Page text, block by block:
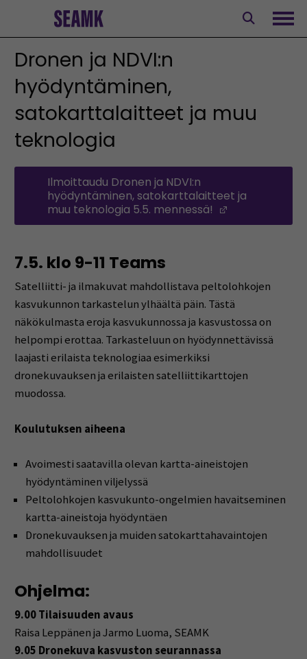
Dronen ja NDVI:n
hyödyntäminen,
satokarttalaitteet ja muu
teknologia
Ilmoittaudu Dronen ja NDVI:n
hyödyntäminen, satokarttalaitteet ja
muu teknologia 5.5. mennessä!
7.5. klo 9-11 Teams
Satelliitti- ja ilmakuvat mahdollistava peltolohkojen
kasvukunnon tarkastelun ylhäältä päin. Tästä
näkökulmasta eroja kasvukunnossa ja kasvustossa on
helpompi erottaa. Tarkasteluun on hyödynnettävissä
laajasti erilaista teknologiaa esimerkiksi
dronekuvauksen ja erilaisten satelliittikarttojen
muodossa.
Koulutuksen aiheena
Avoimesti saatavilla olevan kartta-aineistojen
hyödyntäminen viljelyssä
Peltolohkojen kasvukunto-ongelmien havaitseminen
kartta-aineistoja hyödyntäen
Dronekuvauksen ja muiden satokarttahavaintojen
mahdollisuudet
Ohjelma:
9.00 Tilaisuuden avaus
Raisa Leppänen ja Jarmo Luoma, SEAMK
9.05 Dronekuva kasvuston seurannassa